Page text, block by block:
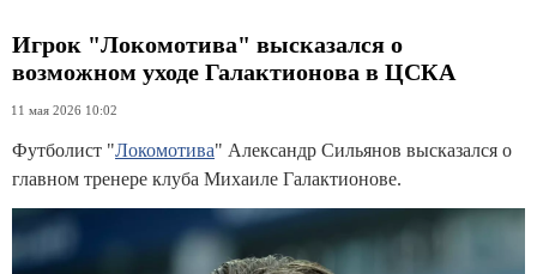
Игрок "Локомотива" высказался о
возможном уходе Галактионова в ЦСКА
11 мая 2026 10:02
Футболист "Локомотива" Александр Сильянов высказался о
главном тренере клуба Михаиле Галактионове.